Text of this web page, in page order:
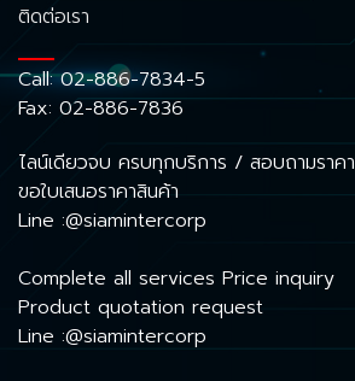
ติดต่อเรา
Call:02-886-7834-5
Fax: 02-886-7836
ไลน์เดียวจบ ครบทุกบริการ / สอบถามราคา
ขอใบเสนอราคาสินค้า
Line :@siamintercorp
Complete all services Price inquiry
Product quotation request
Line :@siamintercorp